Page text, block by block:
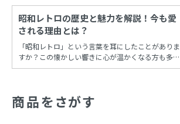
昭和レトロの歴史と魅力を解説！今も愛
される理由とは？
「昭和レトロ」という言葉を耳にしたことがありま
すか？この懐かしい響きに心が温かくなる方も多い
でしょう。昭和時代の風情を再現し、今も多くの
す。
商品をさがす